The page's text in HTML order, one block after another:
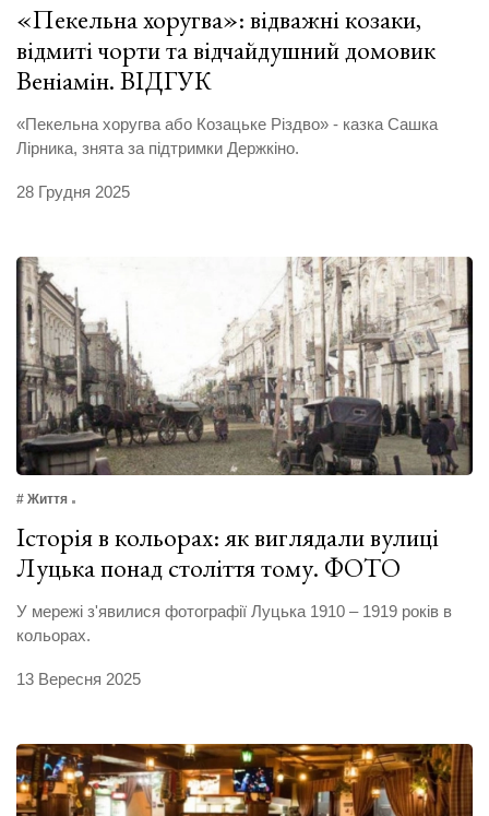
«Пекельна хоругва»: відважні козаки,
відмиті чорти та відчайдушний домовик
Веніамін. ВІДГУК
«Пекельна хоругва або Козацьке Різдво» - казка Сашка
Лірника, знята за підтримки Держкіно.
28 Грудня 2025
# Життя
Історія в кольорах: як виглядали вулиці
Луцька понад століття тому. ФОТО
У мережі з'явилися фотографії Луцька 1910 – 1919 років в
кольорах.
13 Вересня 2025